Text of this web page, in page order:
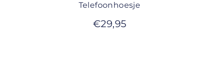
Telefoonhoesje
€29,95